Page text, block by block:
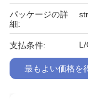
パッケージの詳
細:
支払条件:
最もよい価格を